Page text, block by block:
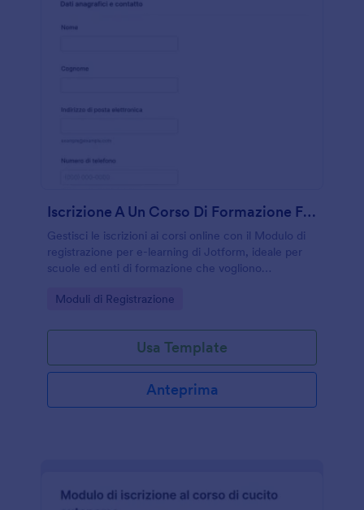
Iscrizione A Un Corso Di Formazione Formativo
Gestisci le iscrizioni ai corsi online con il Modulo di
registrazione per e-learning di Jotform, ideale per
scuole ed enti di formazione che vogliono
Go to Category:
Moduli di Registrazione
Usa Template
Anteprima